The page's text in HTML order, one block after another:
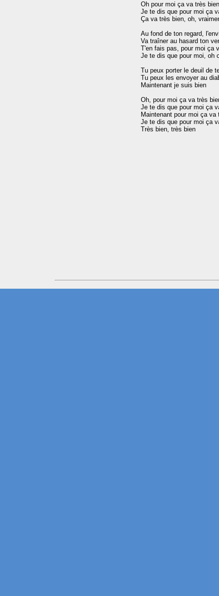
Oh pour moi ça va très
Je te dis que pour moi ça
Ça va très bien, oh,
Au fond de ton regard,
Va traîner au hasard ton
T'en fais pas, pour moi ça
Je te dis que pour moi, oh
Tu peux porter le deuil de
Tu peux les envoyer au
Maintenant je suis bien
Oh, pour moi ça va très
Je te dis que pour moi ça
Maintenant pour moi ça va
Je te dis que pour moi ça